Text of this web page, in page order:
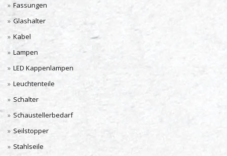
Fassungen
Glashalter
Kabel
Lampen
LED Kappenlampen
Leuchtenteile
Schalter
Schaustellerbedarf
Seilstopper
Stahlseile